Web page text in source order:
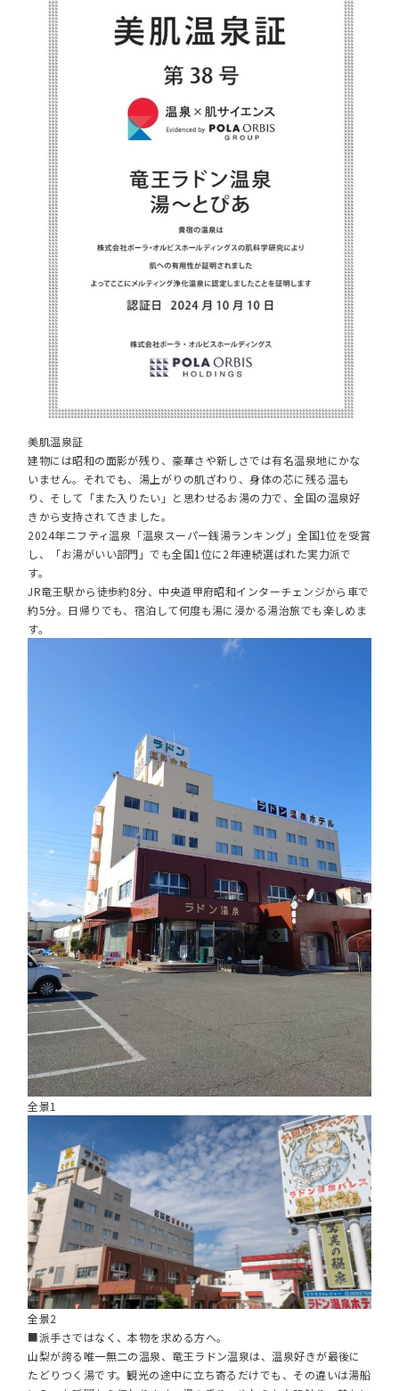
美肌温泉証
建物には昭和の面影が残り、豪華さや新しさでは有名温泉地にかな
いません。それでも、湯上がりの肌ざわり、身体の芯に残る温も
り、そして「また入りたい」と思わせるお湯の力で、全国の温泉好
きから支持されてきました。
2024年ニフティ温泉「温泉スーパー銭湯ランキング」全国1位を受賞
し、「お湯がいい部門」でも全国1位に2年連続選ばれた実力派で
す。
JR竜王駅から徒歩約8分、中央道甲府昭和インターチェンジから車で
約5分。日帰りでも、宿泊して何度も湯に浸かる湯治旅でも楽しめま
す。
全景1
全景2
■派手さではなく、本物を求める方へ。
山梨が誇る唯一無二の温泉、竜王ラドン温泉は、温泉好きが最後に
たどりつく湯です。観光の途中に立ち寄るだけでも、その違いは湯船